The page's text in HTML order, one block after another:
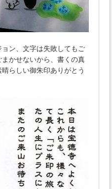
ン、文字は失敗してもご
かせないから、書くの真
らしい御朱印ありがとう